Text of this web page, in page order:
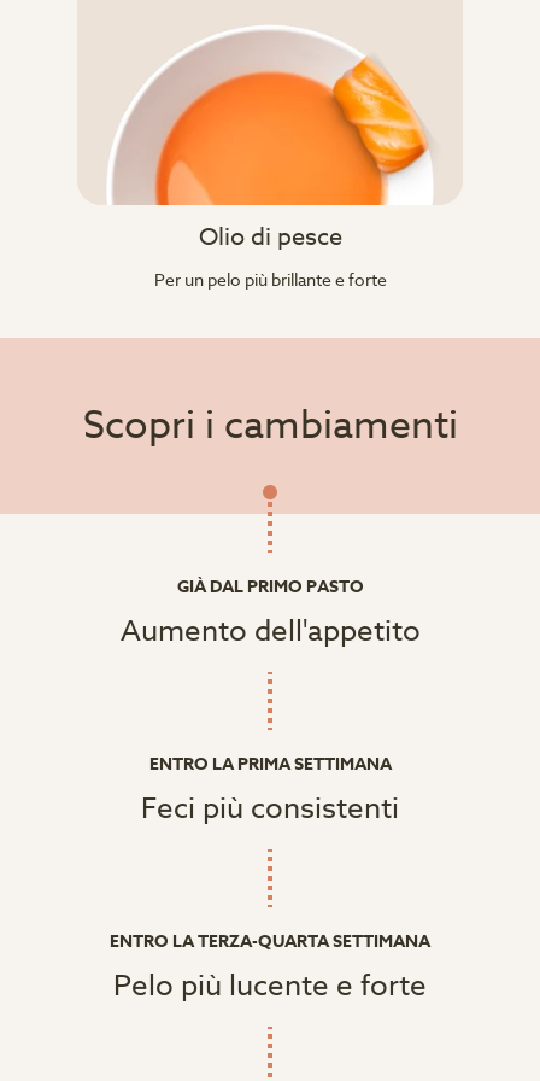
Olio di pesce
Per un pelo più brillante e forte
Scopri i cambiamenti
GIÀ DAL PRIMO PASTO
Aumento dell'appetito
ENTRO LA PRIMA SETTIMANA
Feci più consistenti
ENTRO LA TERZA-QUARTA SETTIMANA
Pelo più lucente e forte